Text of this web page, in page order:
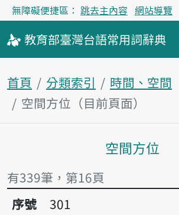
無障礙便捷區： 跳去主內容 網站導覽
教育部臺灣台語常用詞辭典
首頁 分類索引
時間、空間
空間方位（目前頁面）
主內容區
空間方位
有339筆，第16頁
序號301地名
序號
301